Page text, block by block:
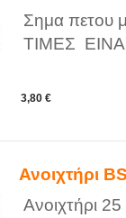
Σημα πετου
ΤΙΜΕΣ
3,80 €
Ανοιχτήρι
Ανοιχτήρι